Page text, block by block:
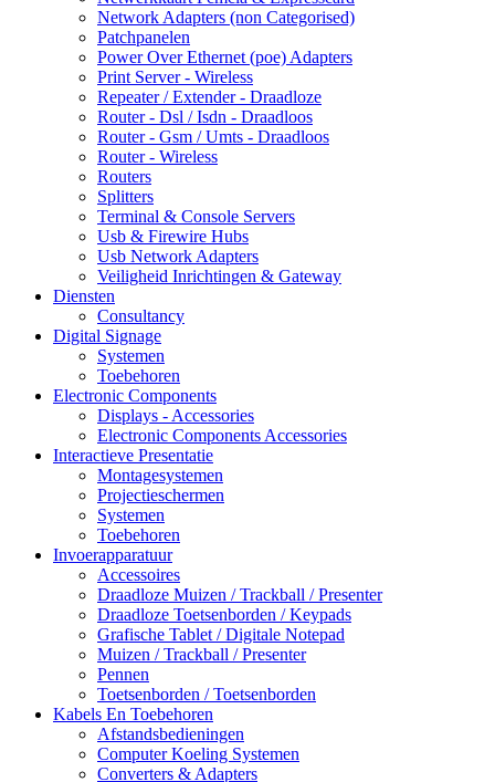
Network Adapters (non Categorised)
Patchpanelen
Power Over Ethernet (poe) Adapters
Print Server - Wireless
Repeater / Extender - Draadloze
Router - Dsl / Isdn - Draadloos
Router - Gsm / Umts - Draadloos
Router - Wireless
Routers
Splitters
Terminal & Console Servers
Usb & Firewire Hubs
Usb Network Adapters
Veiligheid Inrichtingen & Gateway
Diensten
Consultancy
Digital Signage
Systemen
Toebehoren
Electronic Components
Displays - Accessories
Electronic Components Accessories
Interactieve Presentatie
Montagesystemen
Projectieschermen
Systemen
Toebehoren
Invoerapparatuur
Accessoires
Draadloze Muizen / Trackball / Presenter
Draadloze Toetsenborden / Keypads
Grafische Tablet / Digitale Notepad
Muizen / Trackball / Presenter
Pennen
Toetsenborden / Toetsenborden
Kabels En Toebehoren
Afstandsbedieningen
Computer Koeling Systemen
Converters & Adapters